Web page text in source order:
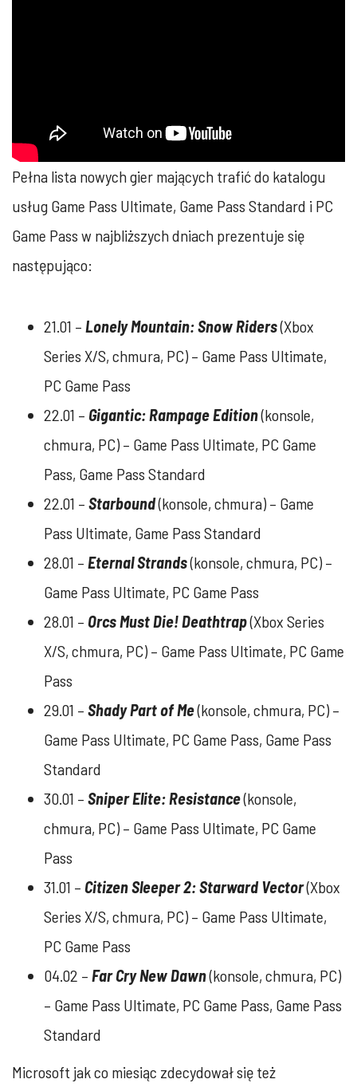
Pełna lista nowych gier mających trafić do katalogu
usług Game Pass Ultimate, Game Pass Standard i PC
Game Pass w najbliższych dniach prezentuje się
następująco:
21.01 – Lonely Mountain: Snow Riders(Xbox
Series X/S, chmura, PC) – Game Pass Ultimate,
PC Game Pass
22.01 – Gigantic: Rampage Edition(konsole,
chmura, PC) – Game Pass Ultimate, PC Game
Pass, Game Pass Standard
22.01 – Starbound(konsole, chmura) – Game
Pass Ultimate, Game Pass Standard
28.01 – Eternal Strands(konsole, chmura, PC) –
Game Pass Ultimate, PC Game Pass
28.01 – Orcs Must Die! Deathtrap(Xbox Series
X/S, chmura, PC) – Game Pass Ultimate, PC Game
Pass
29.01 – Shady Part of Me(konsole, chmura, PC) –
Game Pass Ultimate, PC Game Pass, Game Pass
Standard
30.01 – Sniper Elite: Resistance(konsole,
chmura, PC) – Game Pass Ultimate, PC Game
Pass
31.01 – Citizen Sleeper 2: Starward Vector(Xbox
Series X/S, chmura, PC) – Game Pass Ultimate,
PC Game Pass
04.02 – Far Cry New Dawn(konsole, chmura, PC)
– Game Pass Ultimate, PC Game Pass, Game Pass
Standard
Microsoft jak co miesiąc zdecydował się też